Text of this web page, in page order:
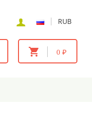
| RUB
0 ₽